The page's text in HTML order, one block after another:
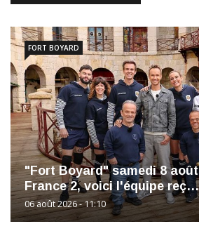
"Fort Boyard" samedi 8
France 2, voici l'équipe reç…
06 août 2026 - 11:10
FORT BOYARD